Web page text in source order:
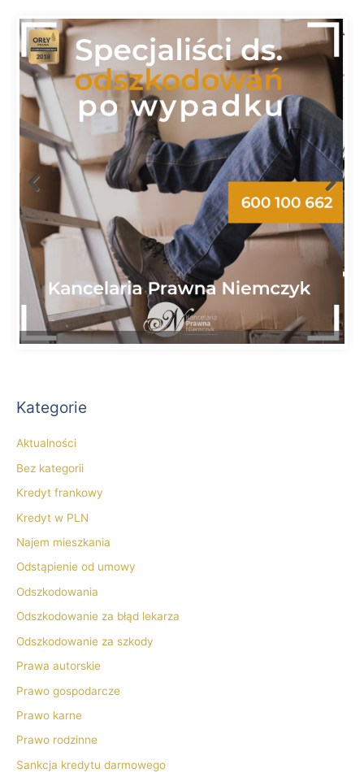
Kategorie
Aktualności
Bez kategorii
Kredyt frankowy
Kredyt w PLN
Najem mieszkania
Odstąpienie od umowy
Odszkodowania
Odszkodowanie za błąd lekarza
Odszkodowanie za szkody
Prawa autorskie
Prawo gospodarcze
Prawo karne
Prawo rodzinne
Sankcja kredytu darmowego